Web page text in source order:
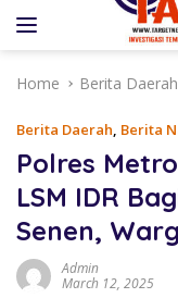
Home
Berita Daerah
Berita Daerah, Berita
Polres
LSM IDR
Senen,
Admin
March 12, 2025